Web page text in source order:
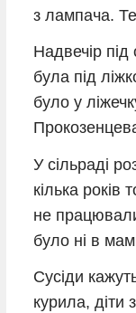
з лампача.
Надвечір
була під
було у
У сільраді
кілька
не
було ні в
Сусіди
курила, діти